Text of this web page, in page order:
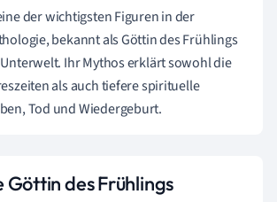
der wichtigsten Figuren in der
bekannt als Göttin des Frühlings
Ihr Mythos erklärt sowohl die
als auch tiefere spirituelle
Tod und Wiedergeburt.
Göttin des Frühlings